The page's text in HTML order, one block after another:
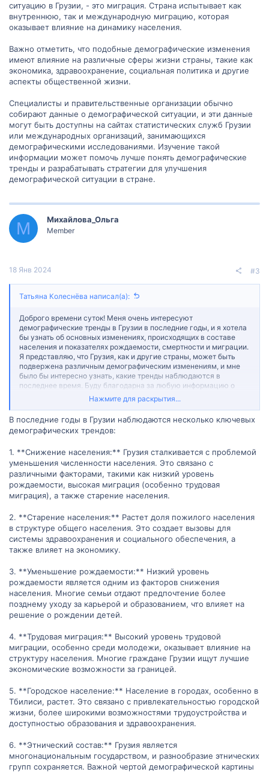
ситуацию в Грузии, - это миграция. Страна испытывает как
внутреннюю, так и международную миграцию, которая
оказывает влияние на динамику населения.
Важно отметить, что подобные демографические изменения
имеют влияние на различные сферы жизни страны, такие как
экономика, здравоохранение, социальная политика и другие
аспекты общественной жизни.
Специалисты и правительственные организации обычно
собирают данные о демографической ситуации, и эти данные
могут быть доступны на сайтах статистических служб Грузии
или международных организаций, занимающихся
демографическими исследованиями. Изучение такой
информации может помочь лучше понять демографические
тренды и разрабатывать стратегии для улучшения
демографической ситуации в стране.
М Михайлова_Ольга
Member
18 Янв 2024 #3
Татьяна Колеснёва написал(а):
Доброго времени суток! Меня очень интересуют
демографические тренды в Грузии в последние годы, и я хотела
бы узнать об основных изменениях, происходящих в составе
населения и показателях рождаемости, смертности и миграции.
Я представляю, что Грузия, как и другие страны, может быть
подвержена различным демографическим изменениям, и мне
было бы интересно узнать, какие тренды наблюдаются в
последнее время. Буду благодарна за любую информацию о
демографических трендах в Грузии, таких как изменение
национального состава населения, тенденции в рождаемости и
факторы, влияющие на демографическую ситуацию. Кроме того,
я буду признательна за советы и рекомендации, если у вас есть
Заранее благодарю вас за вашу помощь и рекомендации!
Нажмите для раскрытия...
В последние годы в Грузии наблюдаются несколько ключевых
демографических трендов:
1. **Снижение населения:** Грузия сталкивается с проблемой
уменьшения численности населения. Это связано с
различными факторами, такими как низкий уровень
рождаемости, высокая миграция (особенно трудовая
миграция), а также старение населения.
2. **Старение населения:** Растет доля пожилого населения
в структуре общего населения. Это создает вызовы для
системы здравоохранения и социального обеспечения, а
также влияет на экономику.
3. **Уменьшение рождаемости:** Низкий уровень
рождаемости является одним из факторов снижения
населения. Многие семьи отдают предпочтение более
позднему уходу за карьерой и образованием, что влияет на
решение о рождении детей.
4. **Трудовая миграция:** Высокий уровень трудовой
миграции, особенно среди молодежи, оказывает влияние на
структуру населения. Многие граждане Грузии ищут лучшие
экономические возможности за границей.
5. **Городское население:** Население в городах, особенно в
Тбилиси, растет. Это связано с привлекательностью городской
жизни, более широкими возможностями трудоустройства и
доступностью образования и здравоохранения.
6. **Этнический состав:** Грузия является
многонациональным государством, и разнообразие этнических
групп сохраняется. Важной чертой демографической картины